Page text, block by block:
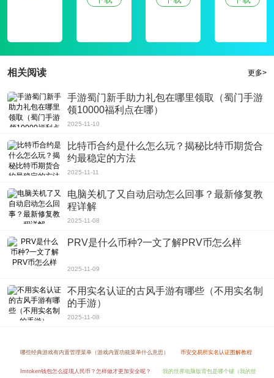
相关阅读 更多>
手游蜀门新手助力礼包在哪里领取（蜀门手游
领10000福利点在哪）
2025-11-10
比特币合约是什么怎么玩？揭秘比特币期货合
约最稳定的方法
2025-11-11
电脑关机了又自动启动怎么回事？最新修复教
程详解
2025-11-08
PRV是什么币种?一文了解PRV币怎么样
2025-11-09
不用实名认证的古风手游有哪些（不用实名制
的手游）
2025-11-08
哪些经典游戏有内置管理菜单（游戏内置功能菜单什么意思） 币安交易所实名认证图解教程
Imtoken钱包怎么提现人民币？怎样做才更加安全呢？ 我的世界电脑版背包是哪个键（我的世